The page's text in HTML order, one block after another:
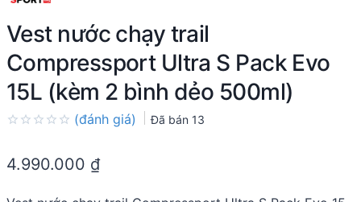
Vest nước chạy trail
Compressport Ultra S Pack Evo
15L (kèm 2 bình dẻo 500ml)
out
(đánh giá) Đã bán 13
4.990.000 ₫